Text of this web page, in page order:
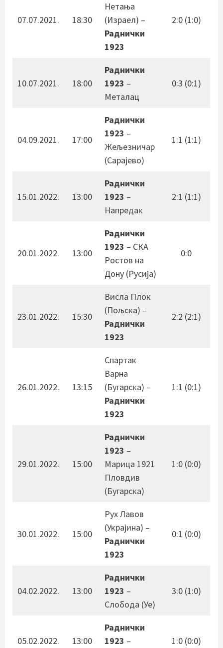
07.07.2021. 18:30
Нетања
(Израел) –
Раднички
1923
2:0 (1:0)
10.07.2021. 18:00
Раднички
1923 –
Металац
0:3 (0:1)
04.09.2021. 17:00
Раднички
1923 –
Жељезничар
(Сарајево)
1:1 (1:1)
15.01.2022. 13:00
Раднички
1923 –
Напредак
2:1 (1:1)
20.01.2022. 13:00
Раднички
1923 – СКА
Ростов на
Дону (Русија)
0:0
23.01.2022. 15:30
Висла Плок
(Пољска) –
Раднички
1923
2:2 (2:1)
26.01.2022. 13:15
Спартак
Варна
(Бугарска) –
Раднички
1923
1:1 (0:1)
29.01.2022. 15:00
Раднички
1923 –
Марица 1921
Пловдив
(Бугарска)
1:0 (0:0)
30.01.2022. 15:00
Рух Лавов
(Украјина) –
Раднички
1923
0:1 (0:0)
04.02.2022. 13:00
Раднички
1923 –
Слобода (Уе)
3:0 (1:0)
05.02.2022. 13:00
Раднички
1923 – 1:0 (0:0)